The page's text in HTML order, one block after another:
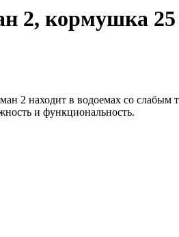
2, кормушка
2 находит в водоемах со
и функциональность.